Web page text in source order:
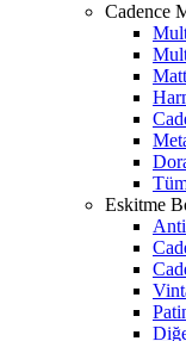
Cadence
Eskitme